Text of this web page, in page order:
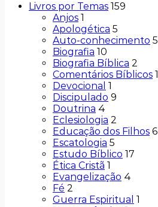
Livros por Temas 159
Anjos 1
Apologética 5
Auto-conhecimento 5
Biografia 10
Biografia Bíblica 2
Comentários Bíblicos 1
Devocional 1
Discipulado 9
Doutrina 4
Eclesiologia 2
Educação dos Filhos 6
Escatologia 5
Estudo Bíblico 17
Ética Cristã 1
Evangelização 4
Fé 2
Guerra Espiritual 1